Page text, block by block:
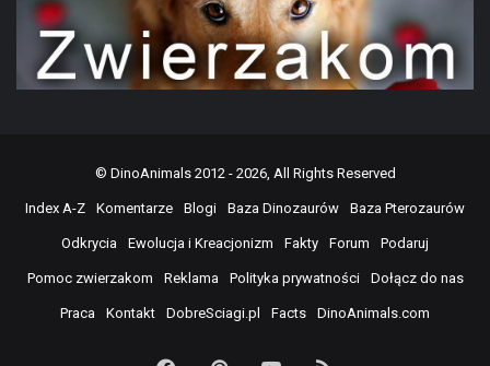
© DinoAnimals2012 - 2026, All Rights Reserved
Index A-Z Komentarze Blogi Baza Dinozaurów Baza Pterozaurów
Odkrycia Ewolucja i Kreacjonizm Fakty Forum Podaruj
Pomoc zwierzakom Reklama Polityka prywatności Dołącz do nas
Praca Kontakt DobreSciagi.pl Facts DinoAnimals.com